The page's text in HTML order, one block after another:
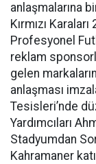
anlaşmalarına
Kırmızı
Profesyonel
reklam
gelen
anlaşması
Tesisleri’nde
Yardımcıları
Stadyumdan
Kahramaner